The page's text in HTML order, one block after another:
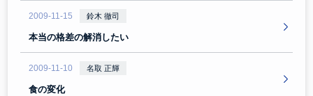
2009-11-15 鈴木 徹司
本当の格差の解消したい
2009-11-10 名取 正輝
食の変化